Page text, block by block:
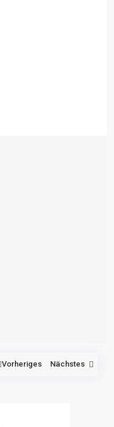
Vorheriges Nächstes